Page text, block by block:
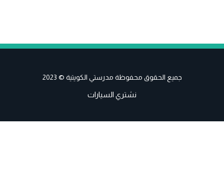
جميع الحقوق محفوظة مدرستي الكويتية © 2023
نشتري السيارات